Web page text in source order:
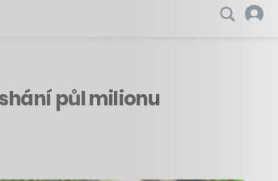
půl milionu